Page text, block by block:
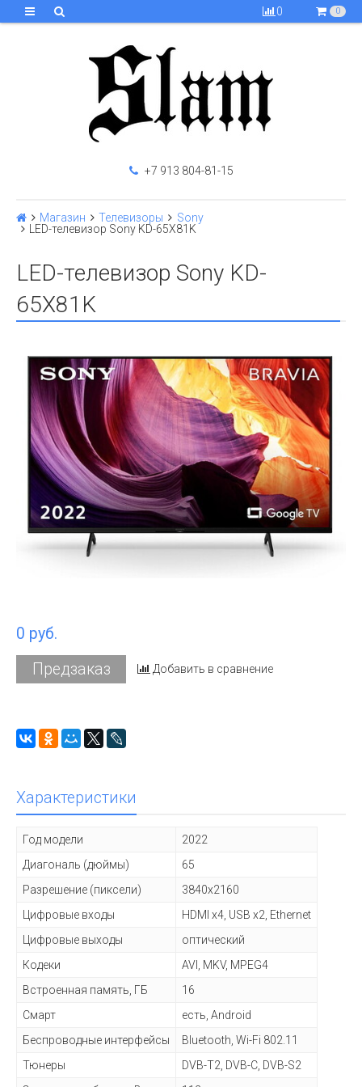
0 0
+7 913 804-81-15
Магазин Телевизоры
Sony
LED-телевизор Sony KD-65X81K
LED-телевизор Sony KD-
65X81K
0 руб.
Предзаказ
Добавить в сравнение
Характеристики
Год модели
2022
Диагональ (дюймы)
65
Разрешение (пиксели)
3840x2160
Цифровые входы
HDMI x4, USB x2, Ethernet
Цифровые выходы
оптический
Кодеки
AVI, MKV, MPEG4
Встроенная память, ГБ
16
Смарт
есть, Android
Беспроводные интерфейсы
Bluetooth, Wi-Fi 802.11
Тюнеры
DVB-T2, DVB-C, DVB-S2